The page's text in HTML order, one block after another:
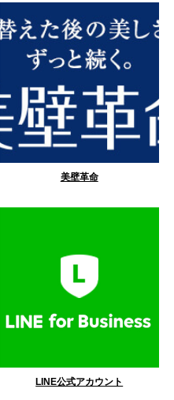
美壁革命
LINE公式アカウント